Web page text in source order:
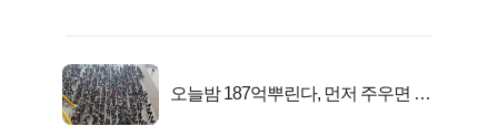
오늘밤 187억뿌린다, 먼저 주우면 최